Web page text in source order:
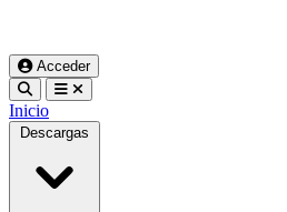
Acceder
Inicio
Descargas